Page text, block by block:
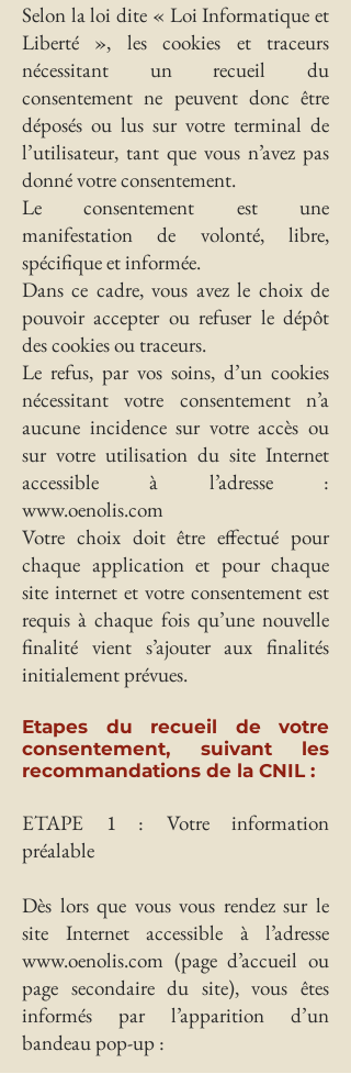
Selon la loi dite « Loi Informatique et
Liberté », les cookies et traceurs
nécessitant un recueil du
consentement ne peuvent donc être
déposés ou lus sur votre terminal de
l’utilisateur, tant que vous n’avez pas
donné votre consentement.
Le consentement est une
manifestation de volonté, libre,
spécifique et informée.
Dans ce cadre, vous avez le choix de
pouvoir accepter ou refuser le dépôt
des cookies ou traceurs.
Le refus, par vos soins, d’un cookies
nécessitant votre consentement n’a
aucune incidence sur votre accès ou
sur votre utilisation du site Internet
accessible à l’adresse :
www.oenolis.com
Votre choix doit être effectué pour
chaque application et pour chaque
site internet et votre consentement est
requis à chaque fois qu’une nouvelle
finalité vient s’ajouter aux finalités
initialement prévues.
Etapes du recueil de votre
consentement, suivant les
recommandations de la CNIL :
ETAPE 1 : Votre information
préalable
Dès lors que vous vous rendez sur le
site Internet accessible à l’adresse
www.oenolis.com (page d’accueil ou
page secondaire du site), vous êtes
informés par l’apparition d’un
bandeau pop-up :